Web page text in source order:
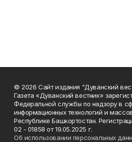
© 2026 Сайт издания "Дуванский
Газета «Дуванский вестник»
Федеральной службы по надзору в
информационных технологий и
Республике Башкортостан.
02 - 01858 от 19.05.2025 г.
Об использовании персональных